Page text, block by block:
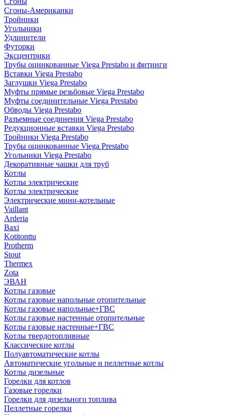
Сгоны-Американки
Тройники
Угольники
Удлинители
Футорки
Эксцентрики
Трубы оцинкованные Viega Prestabo и фитинги
Вставки Viega Prestabo
Заглушки Viega Prestabo
Муфты прямые резьбовые Viega Prestabo
Муфты соединительные Viega Prestabo
Обводы Viega Prestabo
Разъемные соединения Viega Prestabo
Редукционные вставки Viega Prestabo
Тройники Viega Prestabo
Трубы оцинкованные Viega Prestabo
Угольники Viega Prestabo
Декоративные чашки для труб
Котлы
Котлы электрические
Котлы электрические
Электрические мини-котельные
Vaillant
Arderia
Baxi
Kotitonttu
Protherm
Stout
Thermex
Zota
ЭВАН
Котлы газовые
Котлы газовые напольные отопительные
Котлы газовые напольные+ГВС
Котлы газовые настенные отопительные
Котлы газовые настенные+ГВС
Котлы твердотопливные
Классические котлы
Полуавтоматические котлы
Автоматические угольные и пеллетные котлы
Котлы дизельные
Горелки для котлов
Газовые горелки
Горелки для дизельного топлива
Пеллетные горелки